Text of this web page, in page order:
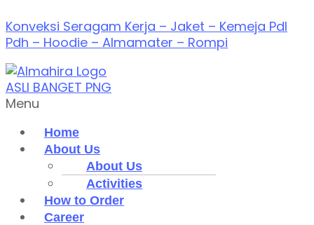
Konveksi Seragam Kerja – Jaket – Kemeja Pdl
Pdh – Hoodie – Almamater – Rompi
Menu
Home
About Us
About Us
Activities
How to Order
Career